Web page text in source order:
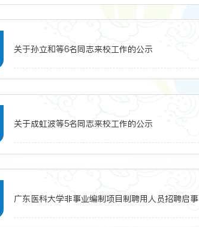
关于孙立和等6名同志来校工作的公示
关于成虹波等5名同志来校工作的公示
广东医科大学非事业编制项目制聘用人员招聘启事